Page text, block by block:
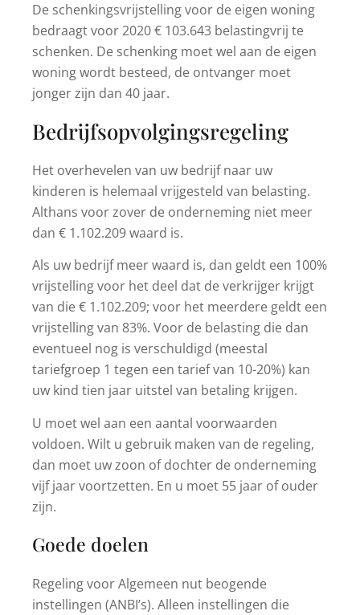
De schenkingsvrijstelling voor de eigen woning
bedraagt voor 2020 € 103.643 belastingvrij te
schenken. De schenking moet wel aan de eigen
woning wordt besteed, de ontvanger moet
jonger zijn dan 40 jaar.
Bedrijfsopvolgingsregeling
Het overhevelen van uw bedrijf naar uw
kinderen is helemaal vrijgesteld van belasting.
Althans voor zover de onderneming niet meer
dan € 1.102.209 waard is.
Als uw bedrijf meer waard is, dan geldt een 100%
vrijstelling voor het deel dat de verkrijger krijgt
van die € 1.102.209; voor het meerdere geldt een
vrijstelling van 83%. Voor de belasting die dan
eventueel nog is verschuldigd (meestal
tariefgroep 1 tegen een tarief van 10-20%) kan
uw kind tien jaar uitstel van betaling krijgen.
U moet wel aan een aantal voorwaarden
voldoen. Wilt u gebruik maken van de regeling,
dan moet uw zoon of dochter de onderneming
vijf jaar voortzetten. En u moet 55 jaar of ouder
zijn.
Goede doelen
Regeling voor Algemeen nut beogende
instellingen (ANBI’s). Alleen instellingen die